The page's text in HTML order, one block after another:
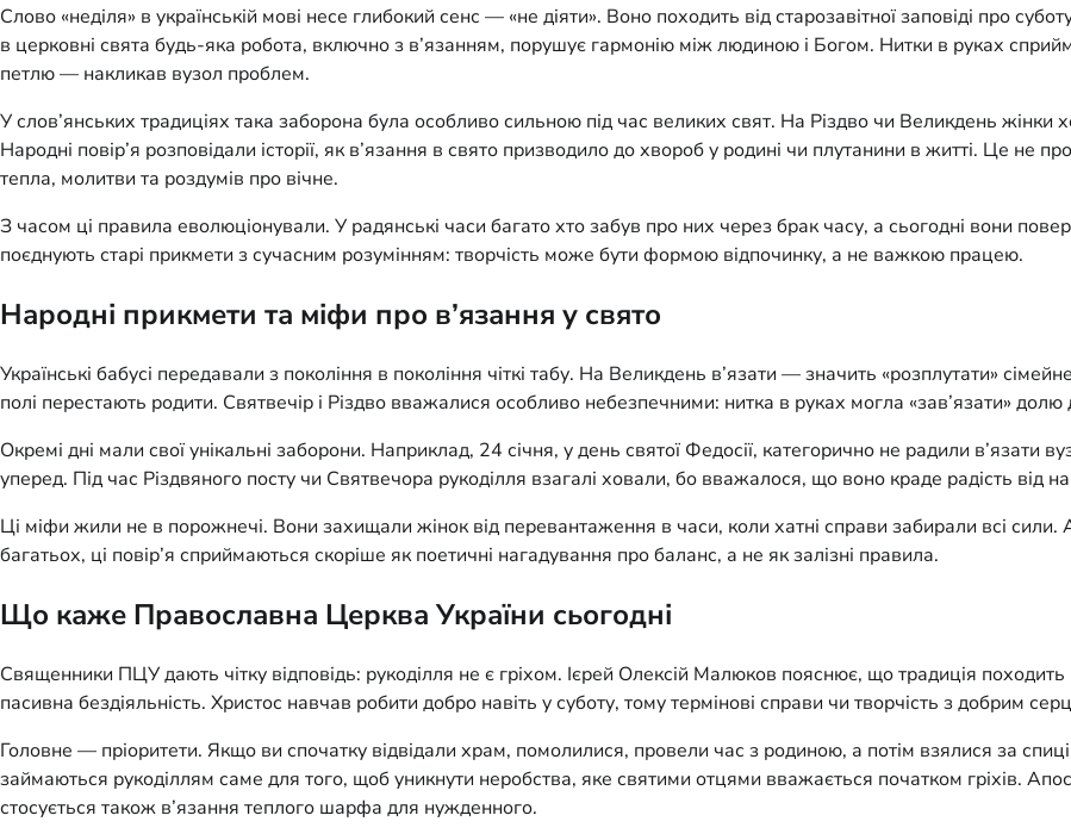
Слово «неділя» в українській мові несе глибокий сенс — «не діяти». Воно походить від старозавітної заповіді про
в церковні свята будь-яка робота, включно з в’язанням, порушує гармонію між людиною і Богом. Нитки в руках
петлю — накликав вузол проблем.
У слов’янських традиціях така заборона була особливо сильною під час великих свят. На Різдво чи Великдень
Народні повір’я розповідали історії, як в’язання в свято призводило до хвороб у родині чи плутанини в житті. Це не
тепла, молитви та роздумів про вічне.
З часом ці правила еволюціонували. У радянські часи багато хто забув про них через брак часу, а сьогодні вони
поєднують старі прикмети з сучасним розумінням: творчість може бути формою відпочинку, а не важкою працею.
Народні прикмети та міфи про в’язання у свято
Українські бабусі передавали з покоління в покоління чіткі табу. На Великдень в’язати — значить «розплутати»
полі перестають родити. Святвечір і Різдво вважалися особливо небезпечними: нитка в руках могла «зав’язати»
Окремі дні мали свої унікальні заборони. Наприклад, 24 січня, у день святої Федосії, категорично не радили в’язати
уперед. Під час Різдвяного посту чи Святвечора рукоділля взагалі ховали, бо вважалося, що воно краде радість від
Ці міфи жили не в порожнечі. Вони захищали жінок від перевантаження в часи, коли хатні справи забирали всі сили.
багатьох, ці повір’я сприймаються скоріше як поетичні нагадування про баланс, а не як залізні правила.
Що каже Православна Церква України сьогодні
Священники ПЦУ дають чітку відповідь: рукоділля не є гріхом. Ієрей Олексій Малюков пояснює, що традиція походить
пасивна бездіяльність. Христос навчав робити добро навіть у суботу, тому термінові справи чи творчість з добрим
Головне — пріоритети. Якщо ви спочатку відвідали храм, помолилися, провели час з родиною, а потім взялися за
займаються рукоділлям саме для того, щоб уникнути неробства, яке святими отцями вважається початком гріхів.
стосується також в’язання теплого шарфа для нужденного.